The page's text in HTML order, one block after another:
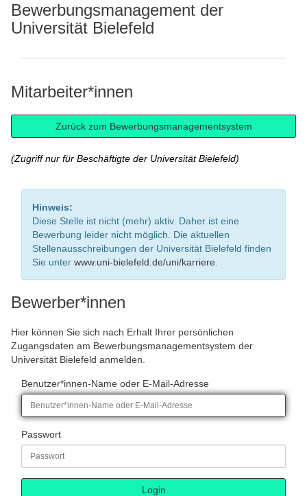
Bewerbungsmanagement der
Universität Bielefeld
Mitarbeiter*innen
(Zugriff nur für Beschäftigte der Universität Bielefeld)
Hinweis:
Diese Stelle ist nicht (mehr) aktiv. Daher ist eine
Bewerbung leider nicht möglich. Die aktuellen
Stellenausschreibungen der Universität Bielefeld finden
Sie unter www.uni-bielefeld.de/uni/karriere
Bewerber*innen
Hier können Sie sich nach Erhalt Ihrer persönlichen
Zugangsdaten am Bewerbungsmanagementsystem der
Universität Bielefeld anmelden.
Benutzer*innen-Name oder E-Mail-Adresse
Passwort